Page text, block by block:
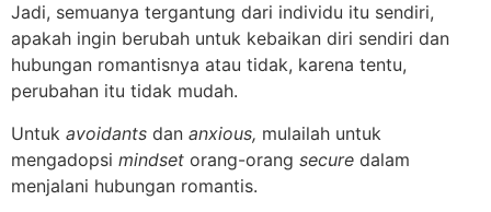
Jadi, semuanya tergantung dari individu itu sendiri,
apakah ingin berubah untuk kebaikan diri sendiri dan
hubungan romantisnya atau tidak, karena tentu,
perubahan itu tidak mudah.
Untuk avoidants dan anxious, mulailah untuk
mengadopsi mindset orang-orang secure dalam
menjalani hubungan romantis.